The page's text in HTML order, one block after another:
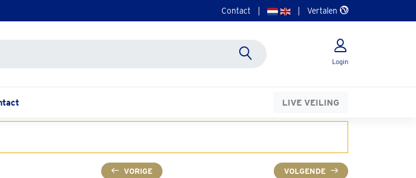
Contact Vertalen
Login
LIVE VEILING
VORIGE VOLGENDE